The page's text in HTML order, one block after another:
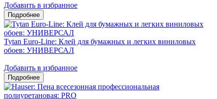
Добавить в избранное
Tytan Euro-Line: Клей для бумажных и легких виниловых
обоев: УНИВЕРСАЛ
Добавить в избранное